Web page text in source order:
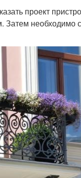
проект
необходимо